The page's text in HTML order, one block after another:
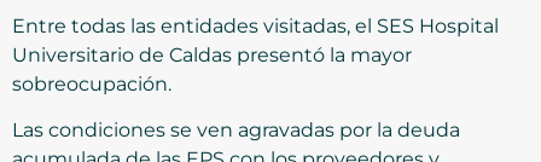
Entre todas las entidades visitadas, el SES Hospital
Universitario de Caldas presentó la mayor
sobreocupación.
Las condiciones se ven agravadas por la deuda